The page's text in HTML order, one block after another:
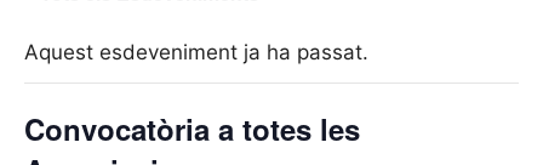
Aquest esdeveniment ja ha passat.
Convocatòria a totes les